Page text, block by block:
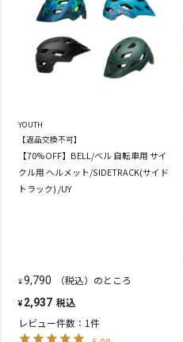
YOUTH
【返品交換不可】
【70%OFF】BELL/ベル 自転車用 サイ
クル用 ヘルメット/SIDETRACK(サイド
トラック) /UY
¥9,790 （税込）のところ
¥ 2,937 税込
レビュー件数：1件